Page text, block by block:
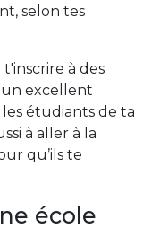
selon tes
à des
un excellent
étudiants de ta
à aller à la
qu’ils te
école